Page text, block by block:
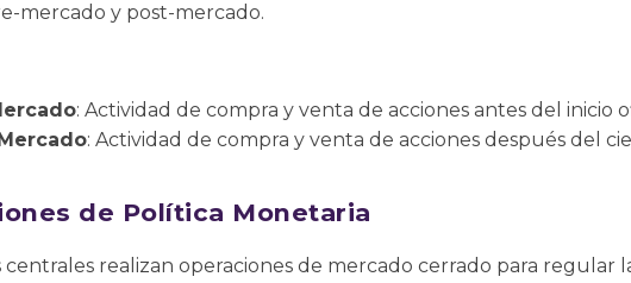
mercado y post-mercado.
: Actividad de compra y venta de acciones antes del inicio
: Actividad de compra y venta de acciones después del
de Política Monetaria
centrales realizan operaciones de mercado cerrado para